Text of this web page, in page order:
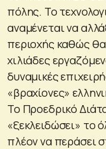
πόλης. Το
αναμένεται να
περιοχής καθώς
χιλιάδες
δυναμικές
«βραχίονες»
Το Προεδρικό
«ξεκλειδώσει» το
πλέον να περάσει